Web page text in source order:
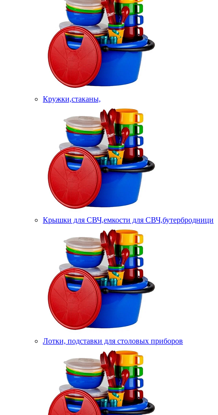
Кружки,стаканы,
Крышки для СВЧ,емкости для СВЧ,бутербродници
Лотки, подставки для столовых приборов